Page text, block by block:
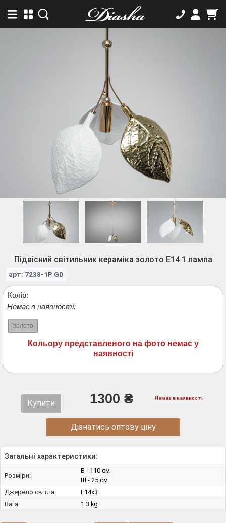
Підвісний світильник кераміка золото E14 1 лампа
арт: 7238-1P GD
Колір:
Немає в наявності:
золото
Кольору представленого на фото немає у
наявності
Купити 1300 ₴ Немає в наявності
Дізнатись оптову ціну
Загальні характеристики:
Розміри:
В - 110 см
Ш - 25 см
Джерело світла:
E14х3
Вага:
1.3 kg